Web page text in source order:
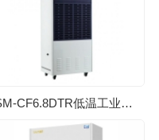
ASM-CF6.8DTR低温工业除湿机